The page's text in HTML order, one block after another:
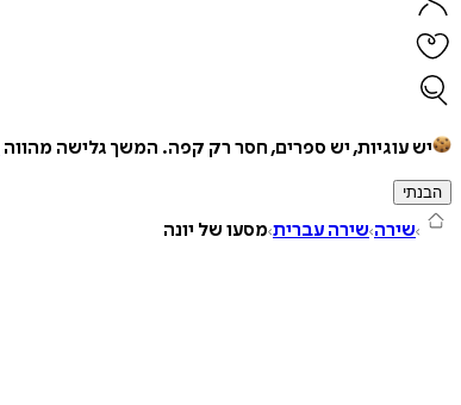
יש עוגיות, יש ספרים, חסר רק קפה. המשך גלישה מהווה
הבנתי
שירה שירה עברית מסעו של יונה